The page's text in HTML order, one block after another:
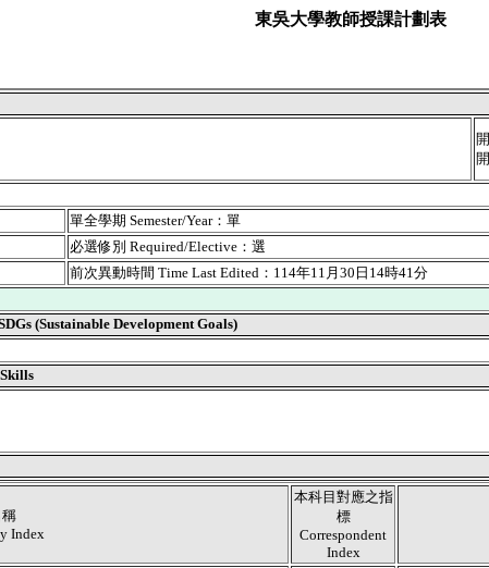
東吳大學教師授課計劃表
單全學期 Semester/Year：單
必選修別 Required/Elective：選
前次異動時間 Time Last Edited：114年11月30日14時41分
(Sustainable Development Goals)
Index
本科目對應之指
標
Correspondent
Index